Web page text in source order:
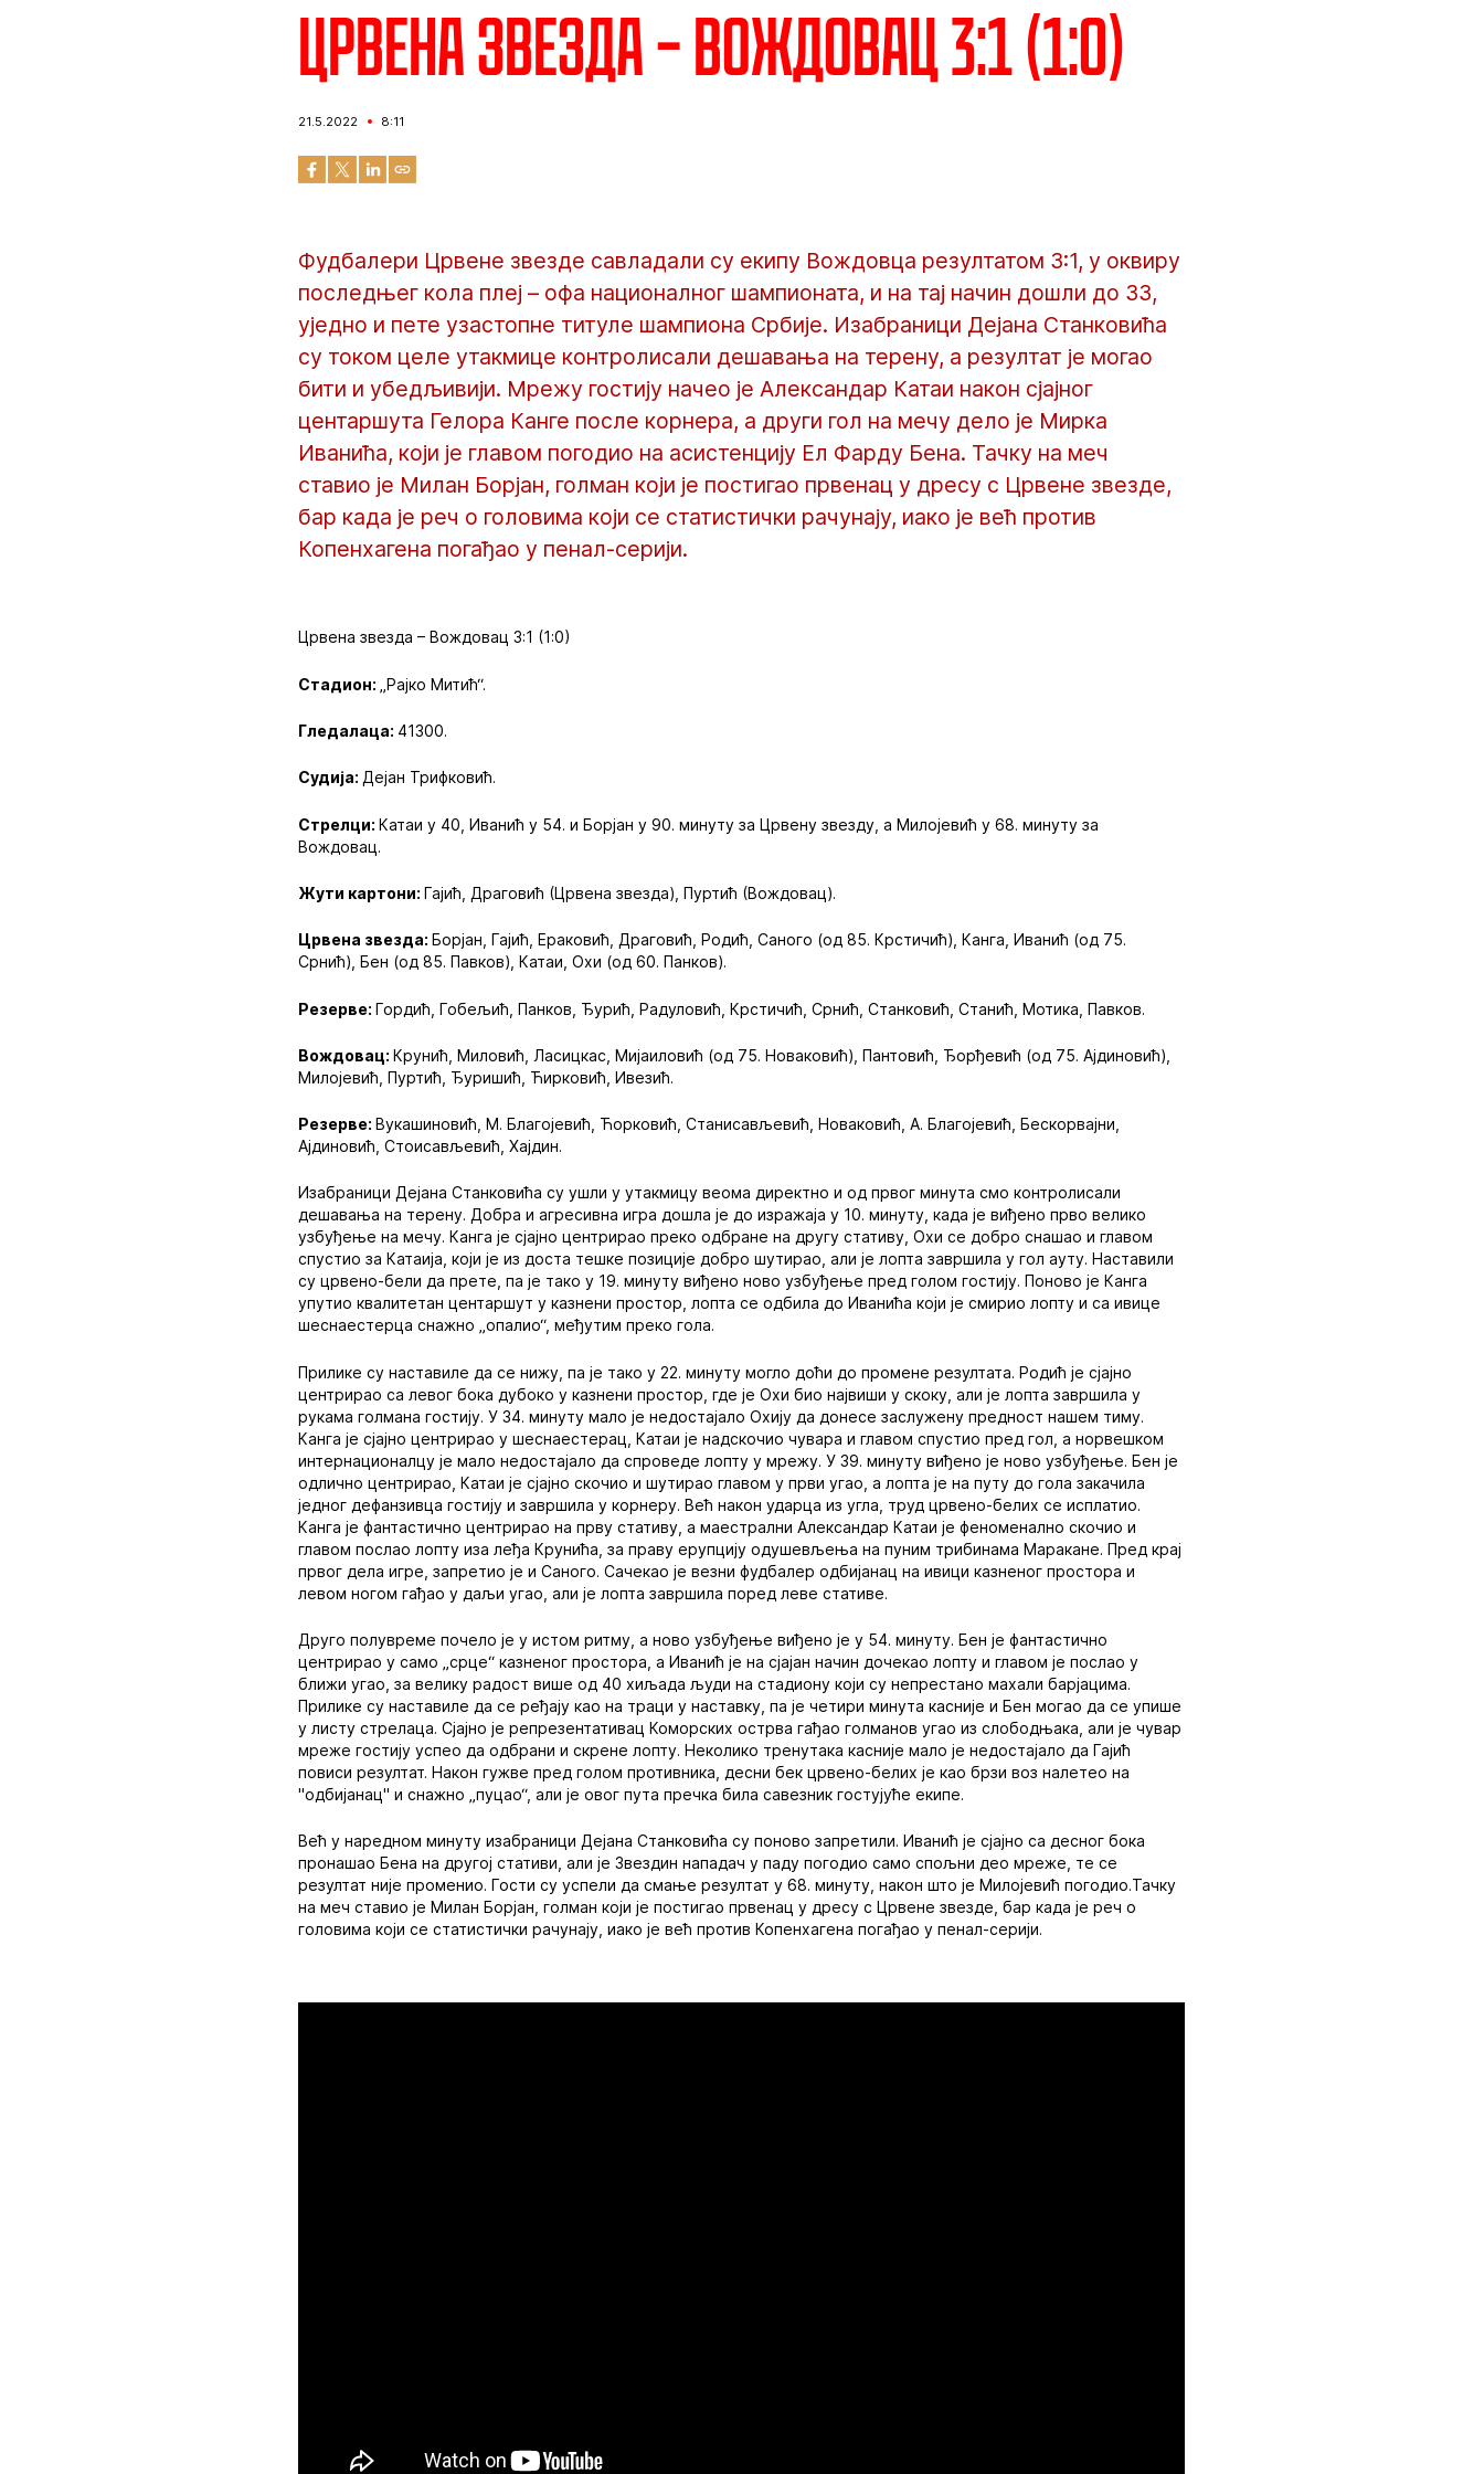
Црвена звезда – Вождовац 3:1 (1:0)
21.5.2022 8:11
Фудбалери Црвене звезде савладали су екипу Вождовца резултатом 3:1, у оквиру
последњег кола плеј – офа националног шампионата, и на тај начин дошли до 33,
уједно и пете узастопне титуле шампиона Србије. Изабраници Дејана Станковића
су током целе утакмице контролисали дешавања на терену, а резултат је могао
бити и убедљивији. Мрежу гостију начео је Александар Катаи након сјајног
центаршута Гелора Канге после корнера, а други гол на мечу дело је Мирка
Иванића, који је главом погодио на асистенцију Ел Фарду Бена. Тачку на меч
ставио је Милан Борјан, голман који је постигао првенац у дресу с Црвене звезде,
бар када је реч о головима који се статистички рачунају, иако је већ против
Копенхагена погађао у пенал-серији.
Црвена звезда – Вождовац 3:1 (1:0)
Стадион: „Рајко Митић“.
Гледалаца: 41300.
Судија: Дејан Трифковић.
Стрелци:Катаи у 40, Иванић у 54. и Борјан у 90. минуту за Црвену звезду, а Милојевић у 68. минуту за
Вождовац.
Жути картони:Гајић, Драговић (Црвена звезда), Пуртић (Вождовац).
Црвена звезда:Борјан, Гајић, Ераковић, Драговић, Родић, Саного (од 85. Крстичић), Канга, Иванић (од 75.
Срнић), Бен (од 85. Павков), Катаи, Охи (од 60. Панков).
Резерве:Гордић, Гобељић, Панков, Ђурић, Радуловић, Крстичић, Срнић, Станковић, Станић, Мотика, Павков.
Вождовац:Крунић, Миловић, Ласицкас, Мијаиловић (од 75. Новаковић), Пантовић, Ђорђевић (од 75. Ајдиновић),
Милојевић, Пуртић, Ђуришић, Ћирковић, Ивезић.
Резерве:Вукашиновић, М. Благојевић, Ћорковић, Станисављевић, Новаковић, А. Благојевић, Бескорвајни,
Ајдиновић, Стоисављевић, Хајдин.
Изабраници Дејана Станковића су ушли у утакмицу веома директно и од првог минута смо контролисали
дешавања на терену. Добра и агресивна игра дошла је до изражаја у 10. минуту, када је виђено прво велико
узбуђење на мечу. Канга је сјајно центрирао преко одбране на другу стативу, Охи се добро снашао и главом
спустио за Катаија, који је из доста тешке позиције добро шутирао, али је лопта завршила у гол ауту. Наставили
су црвено-бели да прете, па је тако у 19. минуту виђено ново узбуђење пред голом гостију. Поново је Канга
упутио квалитетан центаршут у казнени простор, лопта се одбила до Иванића који је смирио лопту и са ивице
шеснаестерца снажно „опалио“, међутим преко гола.
Прилике су наставиле да се нижу, па је тако у 22. минуту могло доћи до промене резултата. Родић је сјајно
центрирао са левог бока дубоко у казнени простор, где је Охи био највиши у скоку, али је лопта завршила у
рукама голмана гостију. У 34. минуту мало је недостајало Охију да донесе заслужену предност нашем тиму.
Канга је сјајно центрирао у шеснаестерац, Катаи је надскочио чувара и главом спустио пред гол, а норвешком
интернационалцу је мало недостајало да спроведе лопту у мрежу. У 39. минуту виђено је ново узбуђење. Бен је
одлично центрирао, Катаи је сјајно скочио и шутирао главом у први угао, а лопта је на путу до гола закачила
једног дефанзивца гостију и завршила у корнеру. Већ након ударца из угла, труд црвено-белих се исплатио.
Канга је фантастично центрирао на прву стативу, а маестрални Александар Катаи је феноменално скочио и
главом послао лопту иза леђа Крунића, за праву ерупцију одушевљења на пуним трибинама Маракане. Пред крај
првог дела игре, запретио је и Саного. Сачекао је везни фудбалер одбијанац на ивици казненог простора и
левом ногом гађао у даљи угао, али је лопта завршила поред леве стативе.
Друго полувреме почело је у истом ритму, а ново узбуђење виђено је у 54. минуту. Бен је фантастично
центрирао у само „срце“ казненог простора, а Иванић је на сјајан начин дочекао лопту и главом је послао у
ближи угао, за велику радост више од 40 хиљада људи на стадиону који су непрестано махали барјацима.
Прилике су наставиле да се ређају као на траци у наставку, па је четири минута касније и Бен могао да се упише
у листу стрелаца. Сјајно је репрезентативац Коморских острва гађао голманов угао из слободњака, али је чувар
мреже гостију успео да одбрани и скрене лопту. Неколико тренутака касније мало је недостајало да Гајић
повиси резултат. Након гужве пред голом противника, десни бек црвено-белих је као брзи воз налетео на
"одбијанац" и снажно „пуцао“, али је овог пута пречка била савезник гостујуће екипе.
Већ у наредном минуту изабраници Дејана Станковића су поново запретили. Иванић је сјајно са десног бока
пронашао Бена на другој стативи, али је Звездин нападач у паду погодио само спољни део мреже, те се
резултат није променио. Гости су успели да смање резултат у 68. минуту, након што је Милојевић погодио.Тачку
на меч ставио је Милан Борјан, голман који је постигао првенац у дресу с Црвене звезде, бар када је реч о
головима који се статистички рачунају, иако је већ против Копенхагена погађао у пенал-серији.